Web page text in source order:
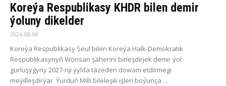
Koreýa Respublikasy KHDR bilen demir
ýoluny dikelder
2026-08-08
Koreýa Respublikasy Seul bilen Koreýa Halk-Demokratik
Respublikasynyň Wonsan şäherini birleşdirjek demir ýol
gurluşygyny 2027-nji ýylda täzeden dowam etdirmegi
meýilleşdirýär. Ýurduň Milli bileleşik işleri boýunça ...